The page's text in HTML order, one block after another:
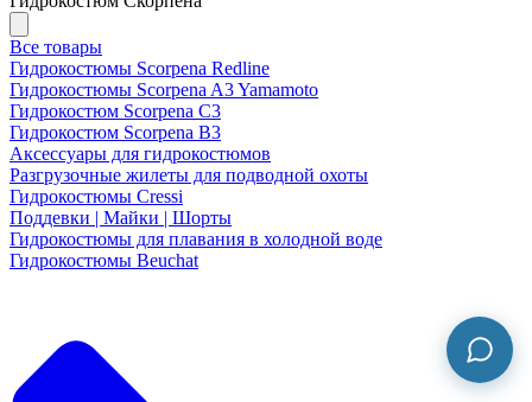
Все товары
Гидрокостюмы Scorpena Redline
Гидрокостюмы Scorpena A3 Yamamoto
Гидрокостюм Scorpena C3
Гидрокостюм Scorpena B3
Аксессуары для гидрокостюмов
Разгрузочные жилеты для подводной охоты
Гидрокостюмы Cressi
Поддевки | Майки | Шорты
Гидрокостюмы для плавания в холодной воде
Гидрокостюмы Beuchat